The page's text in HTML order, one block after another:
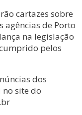
cartazes sobre
agências de Porto
na legislação
pelos
dos
no site do